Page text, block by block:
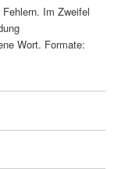
Im Zweifel
Wort. Formate: